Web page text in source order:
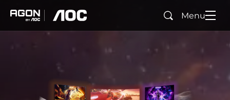
agon aoc
Suchen
Menu